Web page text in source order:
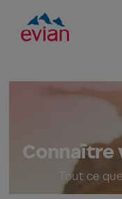
Connaître
Tout ce